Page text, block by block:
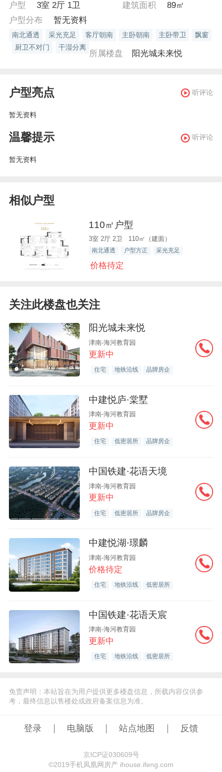
户型
3室 2厅 1卫 建筑面积
89㎡
户型分布
暂无资料
南北通透 采光充足 客厅朝南 主卧朝南 主卧带卫
飘窗
厨卫不对门
干湿分离
所属楼盘 阳光城未来悦
户型亮点 听评论
暂无资料
温馨提示 听评论
暂无资料
相似户型
110㎡户型
3室 2厅 2卫 110㎡（建面）
南北通透 户型方正 采光充足
价格待定
关注此楼盘也关注
阳光城未来悦
津南-海河教育园
更新中
住宅 地铁沿线 品牌房企
中建悦庐·棠墅
津南-海河教育园
更新中
住宅 低密居所 品牌房企
中国铁建·花语天境
津南-海河教育园
更新中
住宅 低密居所 品牌房企
中建悦湖·璟麟
津南-海河教育园
价格待定
住宅 地铁沿线 低密居所
中国铁建·花语天宸
津南-海河教育园
更新中
住宅 地铁沿线 低密居所
免责声明：本站旨在为用户提供更多楼盘信息，所载内容仅供参
考，最终信息以售楼处或政府备案信息为准。
登录 电脑版 站点地图 反馈
京ICP证030609号
©️2019手机凤凰网房产 ihouse.ifeng.com